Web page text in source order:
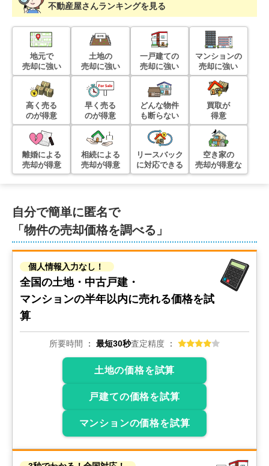
不動産屋さんランキングを見る
地元で
売却に強い
土地の
売却に強い
一戸建ての
売却に強い
マンションの
売却に強い
高く売る
のが得意
早く売る
のが得意
どんな物件
も断らない
買取が
得意
離婚による
売却が得意
相続による
売却が得意
リースバック
に対応できる
空き家の
売却が得意な
自分で簡単に匿名で
「物件の売却価格を調べる」
個人情報入力なし！
全国の土地・中古戸建・
マンションの半年以内に売れる価格を試
算
所要時間 最短30秒査定精度
土地の価格を試算
戸建ての価格を試算
マンションの価格を試算